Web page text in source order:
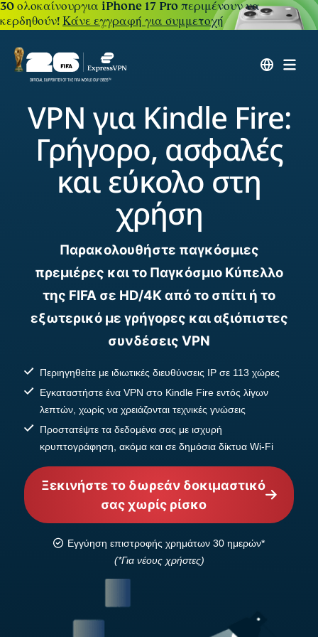
30 ολοκαίνουργια iPhone 17 Pro περιμένουν να
κερδηθούν!Κάνε εγγραφή για συμμετοχή
VPN για Kindle Fire:
Γρήγορο, ασφαλές
και εύκολο στη
χρήση
Παρακολουθήστε παγκόσμιες
πρεμιέρες και το Παγκόσμιο Κύπελλο
της FIFA σε HD/4K από το σπίτι ή το
εξωτερικό με γρήγορες και αξιόπιστες
συνδέσεις VPN
Περιηγηθείτε με ιδιωτικές διευθύνσεις IP σε 113 χώρες
Εγκαταστήστε ένα VPN στο Kindle Fire εντός λίγων
λεπτών, χωρίς να χρειάζονται τεχνικές γνώσεις
Προστατέψτε τα δεδομένα σας με ισχυρή
κρυπτογράφηση, ακόμα και σε δημόσια δίκτυα Wi-Fi
Ξεκινήστε το δωρεάν δοκιμαστικό
σας χωρίς ρίσκο
Εγγύηση επιστροφής χρημάτων 30 ημερών*
(*Για νέους χρήστες)